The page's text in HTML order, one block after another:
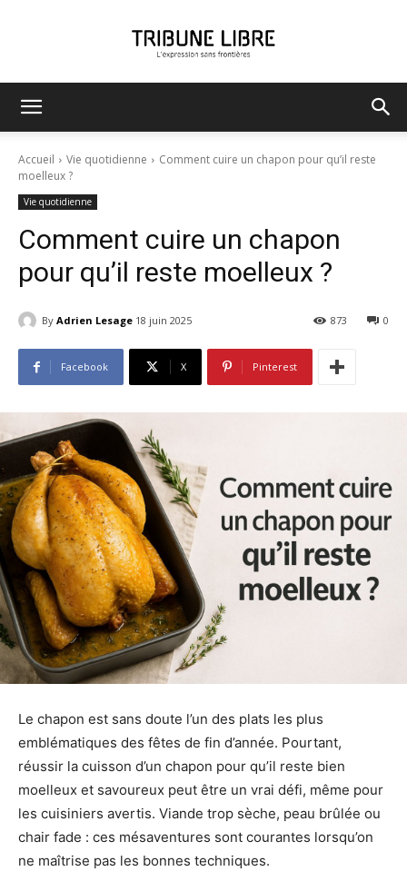
Accueil Vie quotidienne
Comment cuire un chapon pour qu’il reste
moelleux ?
Vie quotidienne
Comment cuire un chapon
pour qu’il reste moelleux ?
By Adrien Lesage 18 juin 2025 0
873
Facebook X Pinterest
Le chapon est sans doute l’un des plats les plus
emblématiques des fêtes de fin d’année. Pourtant,
réussir la cuisson d’un chapon pour qu’il reste bien
moelleux et savoureux peut être un vrai défi, même pour
les cuisiniers avertis. Viande trop sèche, peau brûlée ou
chair fade : ces mésaventures sont courantes lorsqu’on
ne maîtrise pas les bonnes techniques.